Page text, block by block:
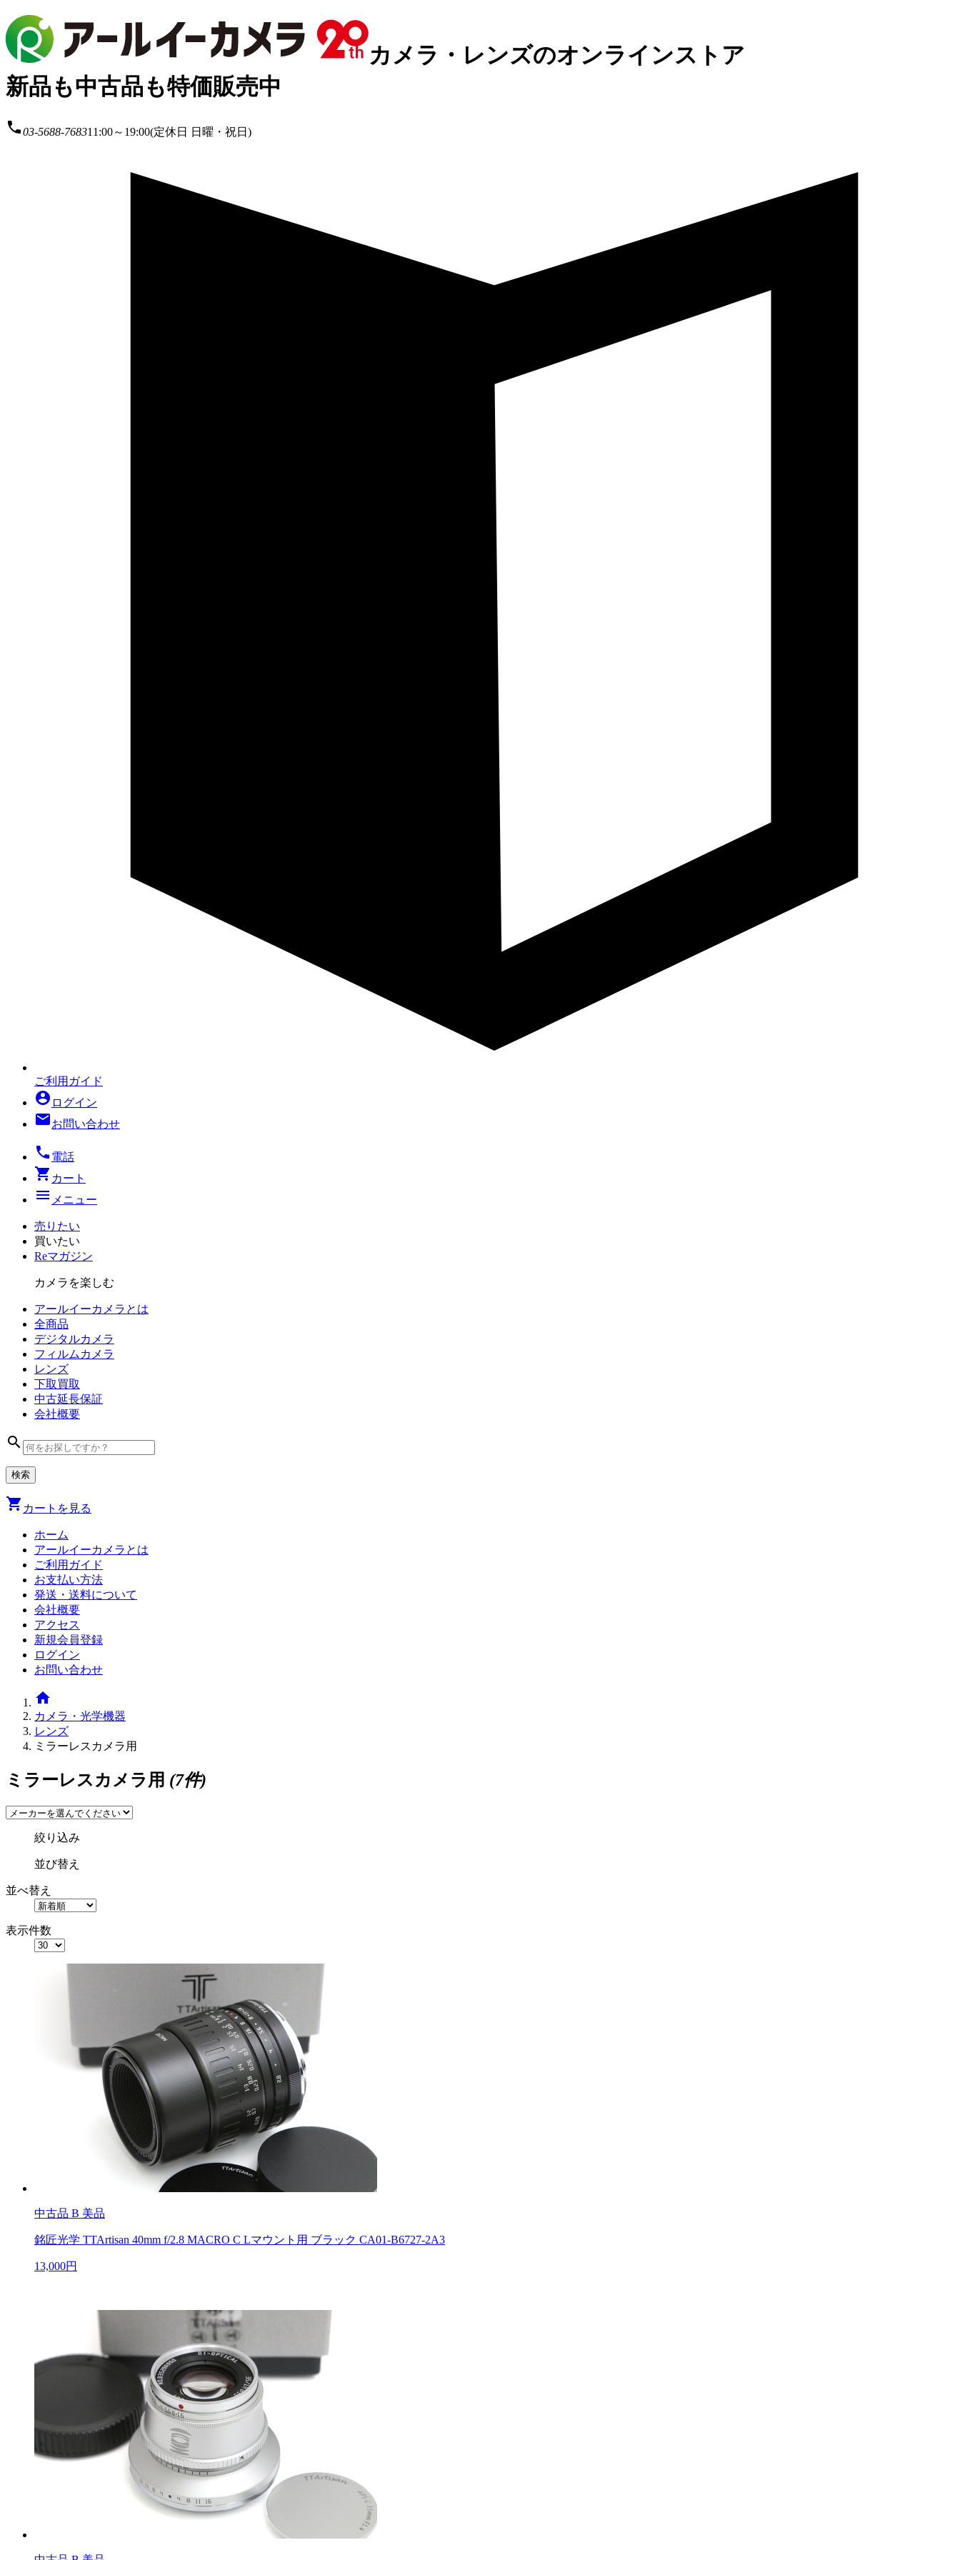
カメラ・レンズのオンラインストア
新品も中古品も特価販売中
local_phone03-5688-768311:00～19:00(定休日 日曜・祝日)
ご利用ガイド
account_circle ログイン
mailお問い合わせ
local_phone 電話
shopping_cart カート
menu メニュー
売りたい
買いたい
Reマガジン
カメラを楽しむ
アールイーカメラとは
全商品
デジタルカメラ
フィルム カメラ
レンズ
下取買取
中古延長保証
会社概要
search
shopping_cart カートを見る
ホーム
アールイーカメラとは
ご利用ガイド
お支払い方法
発送・送料について
会社概要
アクセス
新規会員登録
ログイン
お問い合わせ
home
カメラ・光学機器
レンズ
ミラーレスカメラ用
ミラーレスカメラ用 (7件)
絞り込み
並び替え
並べ替え
表示件数
中古品 B 美品
銘匠光学 TTArtisan 40mm f/2.8 MACRO C Lマウント用 ブラック CA01-B6727-2A3
13,000円